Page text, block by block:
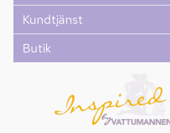
Kundtjänst
Butik